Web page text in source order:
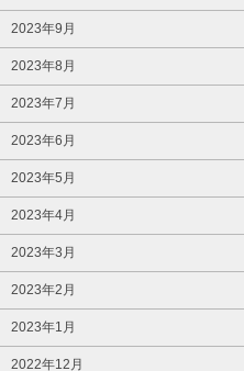
2023年9月
2023年8月
2023年7月
2023年6月
2023年5月
2023年4月
2023年3月
2023年2月
2023年1月
2022年12月